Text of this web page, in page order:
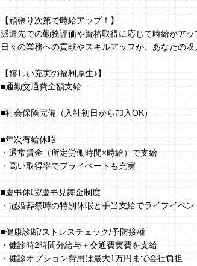
【頑張り次第で時給アップ！】
派遣先での勤務評価や資格取得に応じて時給がアッ
日々の業務への貢献やスキルアップが、あなたの収
【嬉しい充実の福利厚生♪】
■通勤交通費全額支給
■社会保険完備（入社初日から加入OK）
■年次有給休暇
・通常賃金（所定労働時間×時給）で支給
・高い取得率でプライベートも充実
■慶弔休暇/慶弔見舞金制度
・冠婚葬祭時の特別休暇と手当支給でライフイベ
■健康診断/ストレスチェック/予防接種
・健診時2時間分給与＋交通費実費を支給
・健診オプション費用は最大1万円まで会社負担